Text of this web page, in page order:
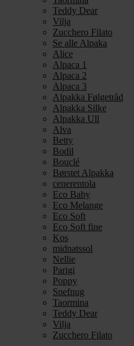
Teddy Dear
Vilja
Zucchero Filato
Se alle Alpaka
Alice
Alpaca 1
Alpaca 2
Alpaca 3
Alpakka Følgetråd
Alpakka Silke
Alpakka Ull
Alva
Betty
Bodil
Bouclé
Børstet Alpakka
cenerentola
Eco Baby
Eco Melange
Eco Soft
Eco Soft fine
Kos
midnatssol
Nellie
Parigi
Poppy
Snefnug
Taormina
Teddy Dear
Vilja
Zucchero Filato